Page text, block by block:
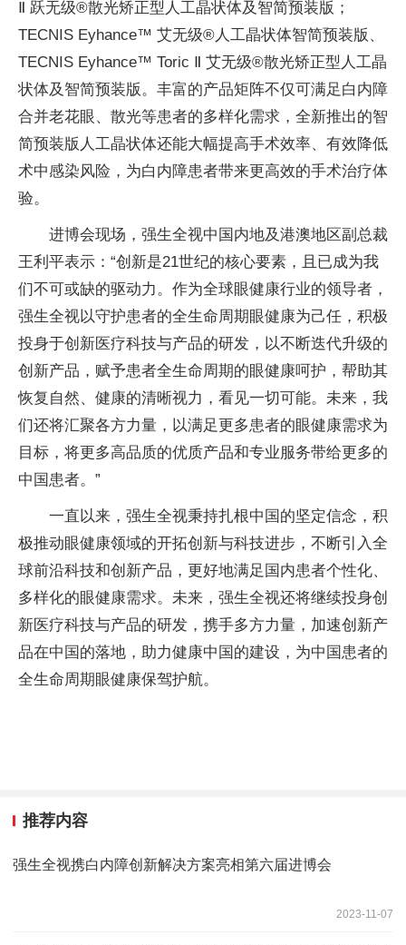
Ⅱ 跃无级®散光矫正型人工晶状体及智简预装版；
TECNIS Eyhance™ 艾无级®人工晶状体智简预装版、
TECNIS Eyhance™ Toric Ⅱ 艾无级®散光矫正型人工晶
状体及智简预装版。丰富的产品矩阵不仅可满足白内障
合并老花眼、散光等患者的多样化需求，全新推出的智
简预装版人工晶状体还能大幅提高手术效率、有效降低
术中感染风险，为白内障患者带来更高效的手术治疗体
验。
进博会现场，强生全视中国内地及港澳地区副总裁
王利平表示：“创新是21世纪的核心要素，且已成为我
们不可或缺的驱动力。作为全球眼健康行业的领导者，
强生全视以守护患者的全生命周期眼健康为己任，积极
投身于创新医疗科技与产品的研发，以不断迭代升级的
创新产品，赋予患者全生命周期的眼健康呵护，帮助其
恢复自然、健康的清晰视力，看见一切可能。未来，我
们还将汇聚各方力量，以满足更多患者的眼健康需求为
目标，将更多高品质的优质产品和专业服务带给更多的
中国患者。”
一直以来，强生全视秉持扎根中国的坚定信念，积
极推动眼健康领域的开拓创新与科技进步，不断引入全
球前沿科技和创新产品，更好地满足国内患者个性化、
多样化的眼健康需求。未来，强生全视还将继续投身创
新医疗科技与产品的研发，携手多方力量，加速创新产
品在中国的落地，助力健康中国的建设，为中国患者的
全生命周期眼健康保驾护航。
推荐内容
强生全视携白内障创新解决方案亮相第六届进博会
2023-11-07